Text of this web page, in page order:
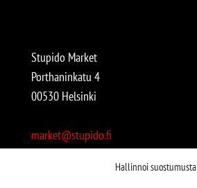
Hallinnoi suostumusta
Stupido Market
Porthaninkatu 4
00530 Helsinki
market@stupido.fi